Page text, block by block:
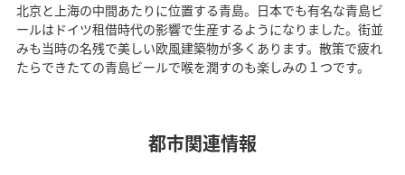
北京と上海の中間あたりに位置する青島。日本でも有名な青島ビ
ールはドイツ租借時代の影響で生産するようになりました。街並
みも当時の名残で美しい欧風建築物が多くあります。散策で疲れ
たらできたての青島ビールで喉を潤すのも楽しみの１つです。
都市関連情報